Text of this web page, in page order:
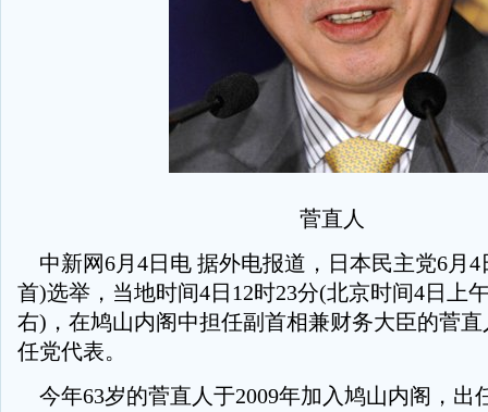
菅直人
中新网6月4日电 据外电报道，日本民主党6月4
首)选举，当地时间4日12时23分(北京时间4日上
右)，在鸠山内阁中担任副首相兼财务大臣的菅
任党代表。
今年63岁的菅直人于2009年加入鸠山内阁，出